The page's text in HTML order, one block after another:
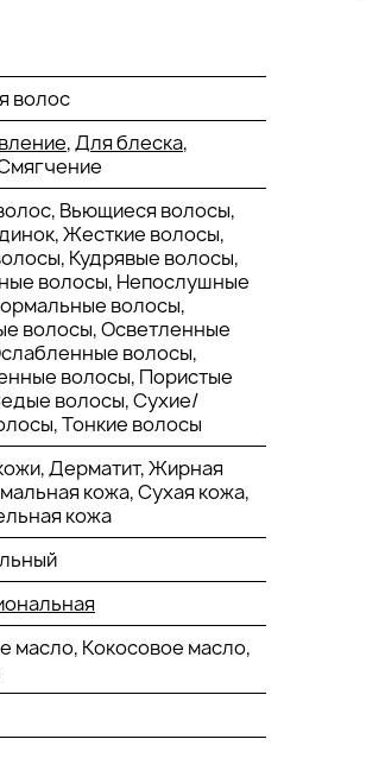
волос
,Для блеска,
Вьющиеся волосы,
Жесткие волосы,
Кудрявые волосы,
волосы, Непослушные
волосы,
волосы, Осветленные
волосы,
волосы, Пористые
волосы, Сухие/
Тонкие волосы
Дерматит, Жирная
кожа, Сухая кожа,
кожа
масло, Кокосовое масло,